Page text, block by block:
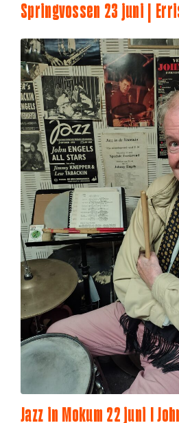
Springvossen 23 juni |
Jazz in Mokum 22 juni I